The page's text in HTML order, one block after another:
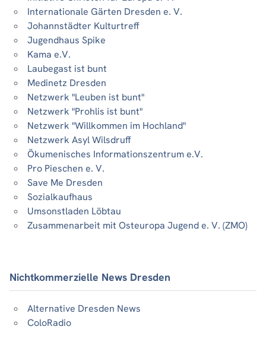
Internationale Gärten Dresden e. V.
Johannstädter Kulturtreff
Jugendhaus Spike
Kama e.V.
Laubegast ist bunt
Medinetz Dresden
Netzwerk "Leuben ist bunt"
Netzwerk "Prohlis ist bunt"
Netzwerk "Willkommen im Hochland"
Netzwerk Asyl Wilsdruff
Ökumenisches Informationszentrum e.V.
Pro Pieschen e. V.
Save Me Dresden
Sozialkaufhaus
Umsonstladen Löbtau
Zusammenarbeit mit Osteuropa Jugend e. V. (ZMO)
Nichtkommerzielle News Dresden
Alternative Dresden News
ColoRadio